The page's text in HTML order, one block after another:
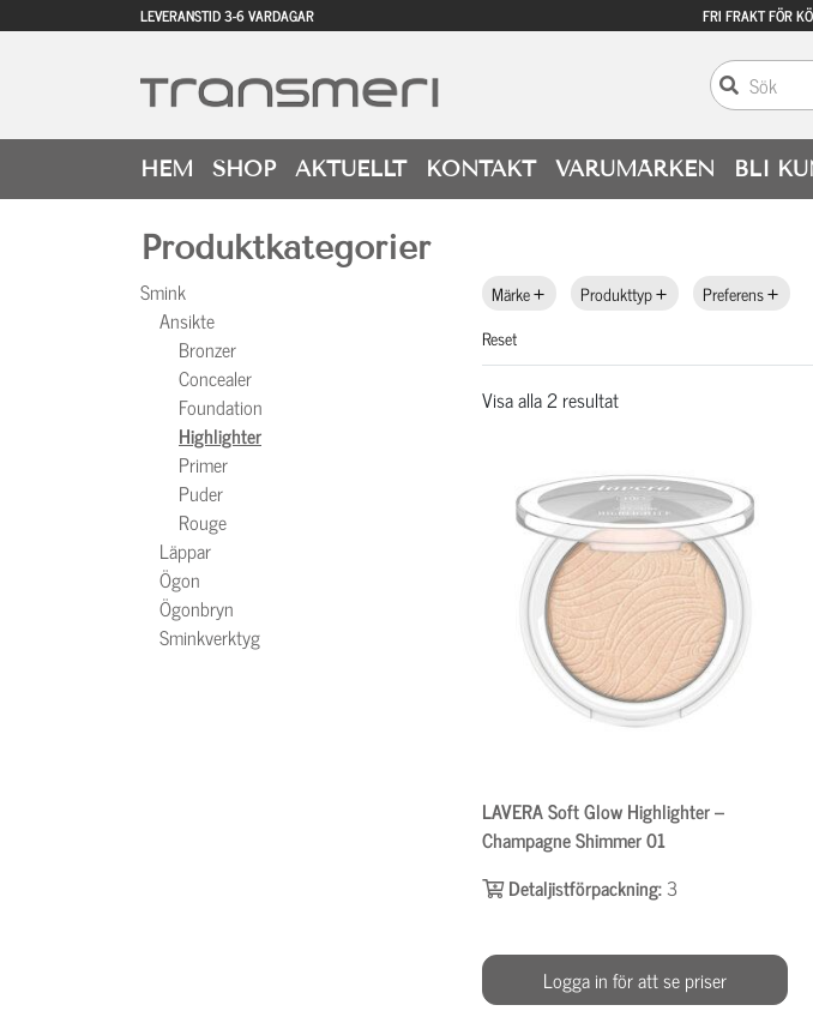
LEVERANSTID 3-6 VARDAGAR FRI FRAKT FÖR
HEM SHOP AKTUELLT KONTAKT VARUMÄRKEN BLI
Produktkategorier
Smink
Ansikte
Bronzer
Concealer
Foundation
Highlighter
Primer
Puder
Rouge
Läppar
Ögon
Ögonbryn
Sminkverktyg
Märke Produkttyp
Preferens
Reset
Visa alla 2 resultat
LAVERA Soft Glow Highlighter –
Champagne Shimmer 01
Detaljistförpackning:3
Logga in för att se priser